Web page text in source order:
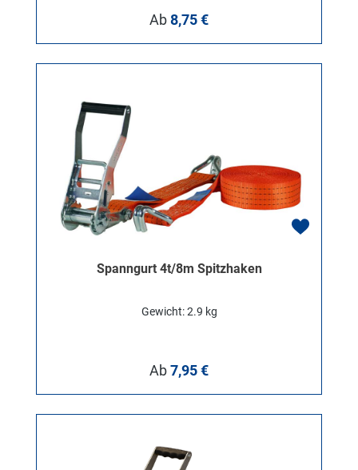
Regulärer Preis:
Ab8,75 €
Spanngurt 4t/8m Spitzhaken
Gewicht: 2.9 kg
Regulärer Preis:
Ab7,95 €